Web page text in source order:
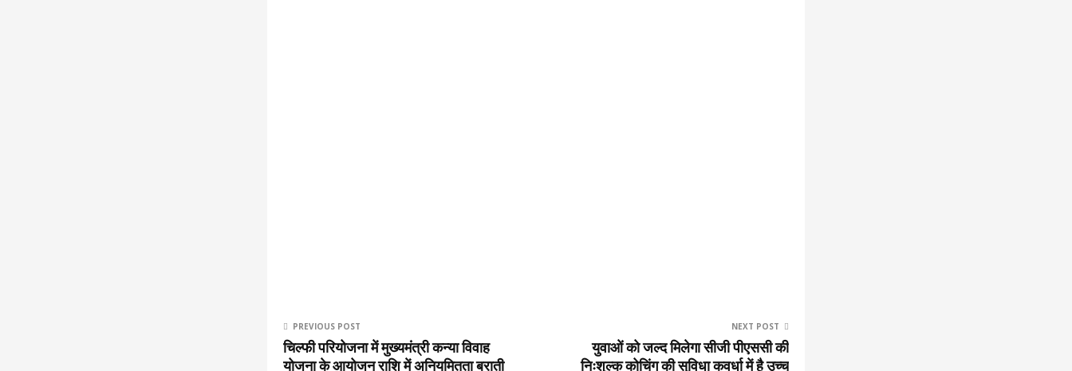
PREVIOUS POST
चिल्फी परियोजना में मुख्यमंत्री कन्या विवाह
योजना के आयोजन राशि में अनियमितता बराती
NEXT POST
युवाओं को जल्द मिलेगा सीजी पीएससी की
निःशुल्क कोचिंग की सुविधा कवर्धा में है उच्च